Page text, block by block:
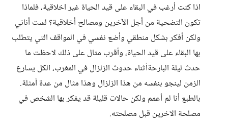
اذا كنت أرغب في البقاء على قيد الحياة غير اخلاقية، فلماذا
تكون التضحية من أجل الآخرين ومصالح أخلاقية؟ لست أناني
ولكن أفكر بشكل منطقي وأضع نفسي في المواقف التي يتطلب
بها البقاء على قيد الحياة، وأقرب مثال على ذلك لاحظت ما
حدث ليلة البارحةأثناء حدوث الزلزال في المغرب، الكل يسارع
الزمن لينجو بنفسه من هذا الزلزال وهذا مثال من عدة أمثلة.
بالطبع أنا لم أعمم ولكن حالات قليلة قد يفكر بها الشخص في
مصلحة الاخرين قبل مصلحته.